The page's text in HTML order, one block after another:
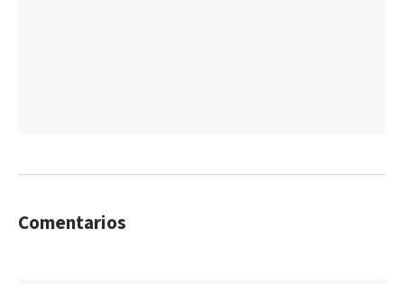
Comentarios